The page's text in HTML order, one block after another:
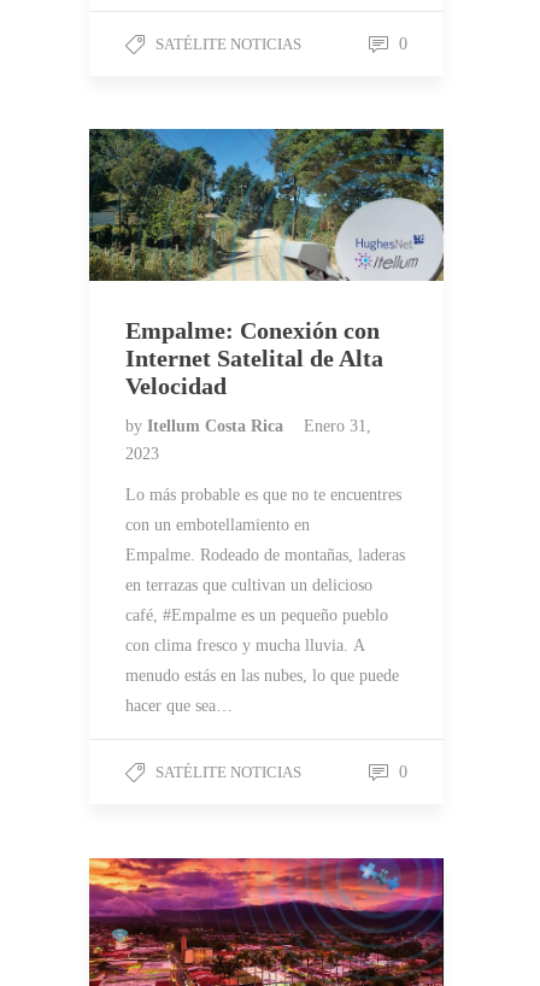
SATÉLITE NOTICIAS 0
Empalme: Conexión con
Internet Satelital de Alta
Velocidad
by Itellum Costa Rica
Enero 31,
2023
Lo más probable es que no te encuentres
con un embotellamiento en
Empalme. Rodeado de montañas, laderas
en terrazas que cultivan un delicioso
café, #Empalme es un pequeño pueblo
con clima fresco y mucha lluvia. A
menudo estás en las nubes, lo que puede
hacer que sea…
SATÉLITE NOTICIAS 0